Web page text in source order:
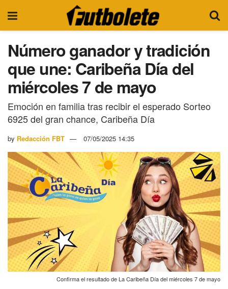
Número ganador y tradición
que une: Caribeña Día del
miércoles 7 de mayo
Emoción en familia tras recibir el esperado Sorteo
6925 del gran chance, Caribeña Día
by Redacción FBT 07/05/2025 14:35
Confirma el resultado de La Caribeña Día del miércoles 7 de mayo